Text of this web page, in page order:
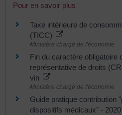
Pour en savoir plus
Taxe intérieure de
(TICC)
Ministère chargé de l'économie
Fin du caractère obligatoire
représentative de droits
vin
Ministère chargé de l'économie
Guide pratique contribution
dispositifs médicaux" - 2020